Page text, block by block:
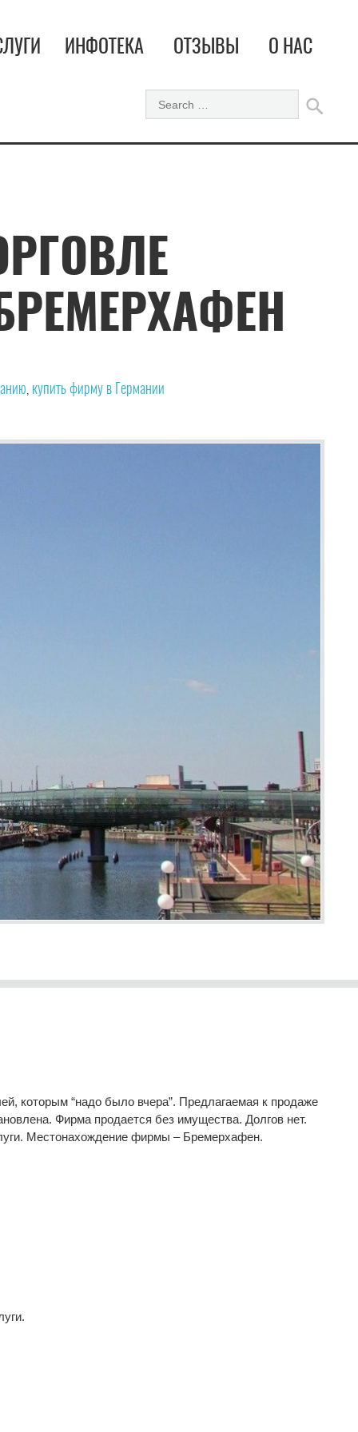
ИНФОТЕКА ОТЗЫВЫ О НАС
, купить фирму в Германии
которым “надо было вчера”. Предлагаемая к продаже
Фирма продается без имущества. Долгов нет.
Местонахождение фирмы – Бремерхафен.